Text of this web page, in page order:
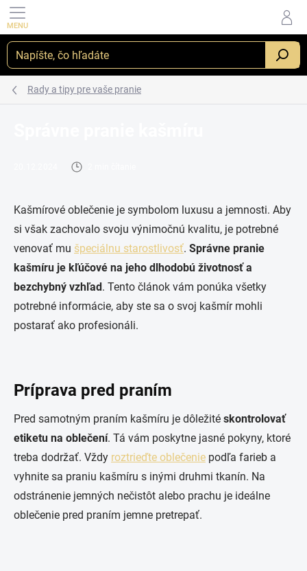
Prejsť
na
obsah
_
Rady a tipy pre vaše pranie
Kašmírové oblečenie je symbolom luxusu a jemnosti. Aby
si však zachovalo svoju výnimočnú kvalitu, je potrebné
venovať mu špeciálnu starostlivosť. Správne pranie
kašmíru je kľúčové na jeho dlhodobú životnosť a
bezchybný vzhľad. Tento článok vám ponúka všetky
potrebné informácie, aby ste sa o svoj kašmír mohli
postarať ako profesionáli.
Príprava pred praním
Pred samotným praním kašmíru je dôležité skontrolovať
etiketu na oblečení. Tá vám poskytne jasné pokyny, ktoré
treba dodržať. Vždy roztrieďte oblečenie podľa farieb a
vyhnite sa praniu kašmíru s inými druhmi tkanín. Na
odstránenie jemných nečistôt alebo prachu je ideálne
oblečenie pred praním jemne pretrepať.